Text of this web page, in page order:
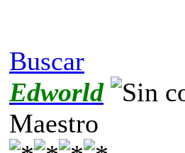
Buscar
Edworld
Maestro